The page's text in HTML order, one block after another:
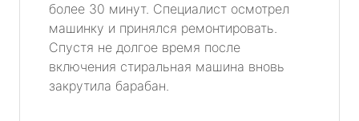
более 30 минут. Специалист осмотрел
машинку и принялся ремонтировать.
Спустя не долгое время после
включения стиральная машина вновь
закрутила барабан.